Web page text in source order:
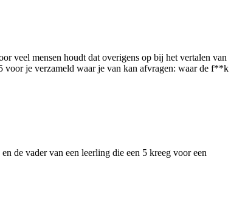
veel mensen houdt dat overigens op bij het vertalen van
voor je verzameld waar je van kan afvragen: waar de f**k
de vader van een leerling die een 5 kreeg voor een